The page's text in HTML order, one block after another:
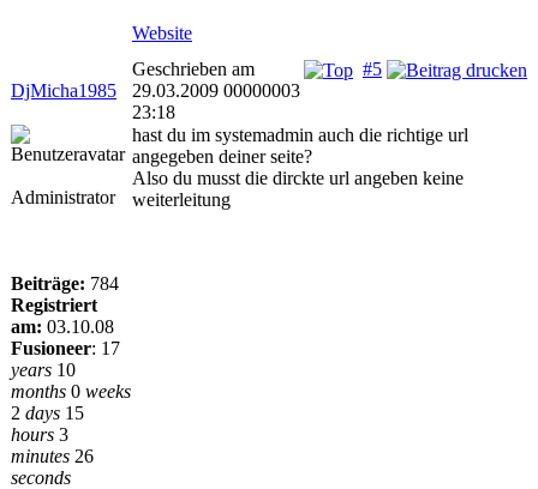
Website
DjMicha1985
#5
Geschrieben am
29.03.2009 00000003
23:18
Administrator
Beiträge: 784
Registriert
am: 03.10.08
Fusioneer: 17
years 10
months 0 weeks
2 days 15
hours 3
minutes 26
seconds
hast du im systemadmin auch die richtige url
angegeben deiner seite?
Also du musst die dirckte url angeben keine
weiterleitung